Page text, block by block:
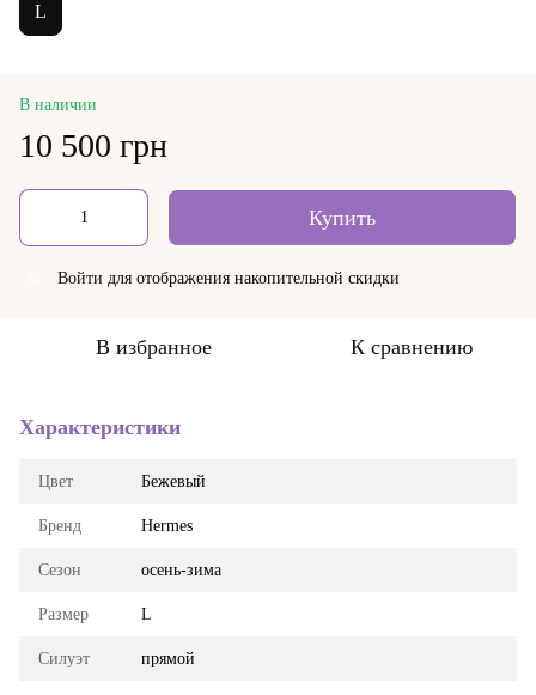
L
В наличии
10 500 грн
Купить
Войти для отображения накопительной скидки
В избранное К сравнению
Характеристики
Цвет Бежевый
Бренд Hermes
Сезон осень-зима
Размер L
Силуэт прямой